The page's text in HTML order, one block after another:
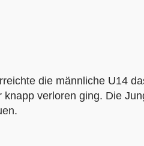
die männliche U14
verloren ging. Die